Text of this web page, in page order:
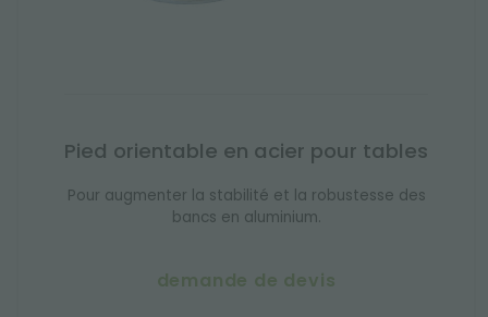
Pied orientable en acier pour tables
Pour augmenter la stabilité et la robustesse des
bancs en aluminium.
demande de devis